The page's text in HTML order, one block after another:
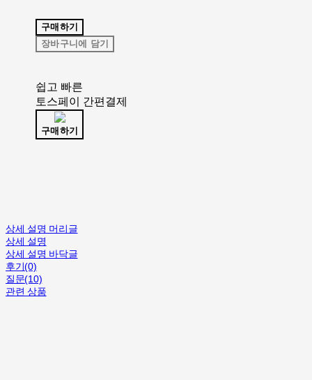
구매하기
장바구니에 담기
쉽고 빠른
토스페이 간편결제
구매하기
상세 설명 머리글
상세 설명
상세 설명 바닥글
후기(0)
질문(10)
관련 상품